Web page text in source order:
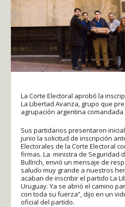
La Corte Electoral aprobó la
La Libertad Avanza, grupo que
agrupación argentina comandada
Sus partidarios presentaron
junio la solicitud de inscripción
Electorales de la Corte Electoral
firmas. La ministra de Seguridad
Bullrich, envió un mensaje de
saludo muy grande a nuestros
acaban de inscribir el partido La
Uruguay. Ya se abrió el camino
con toda su fuerza”, dijo en un
oficial del partido.